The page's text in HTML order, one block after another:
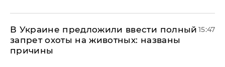
В Украине предложили ввести полный
запрет охоты на животных: названы
причины
15:47